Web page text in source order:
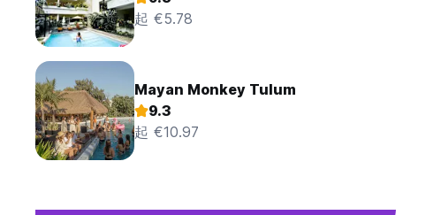
起 €5.78
Mayan Monkey Tulum
9.3
起 €10.97